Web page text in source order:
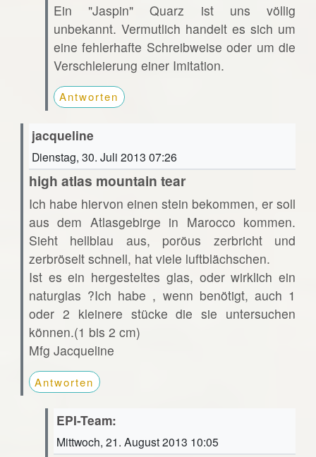
Ein "Jaspin" Quarz ist uns völlig
unbekannt. Vermutlich handelt es sich um
eine fehlerhafte Schreibweise oder um die
Verschleierung einer Imitation.
Antworten
jacqueline
Dienstag, 30. Juli 2013 07:26
high atlas mountain tear
Ich habe hiervon einen stein bekommen, er soll
aus dem Atlasgebirge in Marocco kommen.
Sieht hellblau aus, poröus zerbricht und
zerbröselt schnell, hat viele luftblächschen.
Ist es ein hergesteltes glas, oder wirklich ein
naturglas ?Ich habe , wenn benötigt, auch 1
oder 2 kleinere stücke die sie untersuchen
können.(1 bis 2 cm)
Mfg Jacqueline
Antworten
EPI-Team:
Mittwoch, 21. August 2013 10:05